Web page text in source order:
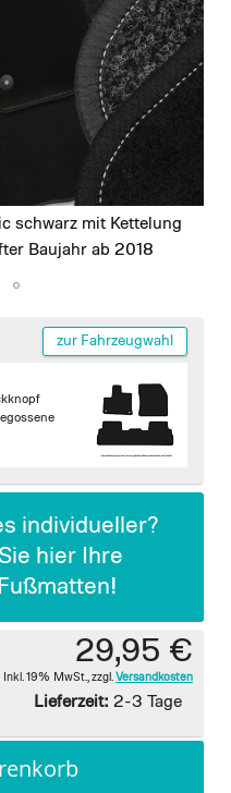
schwarz mit Kettelung
Baujahr ab 2018
zur Fahrzeugwahl
individueller?
hier Ihre
29,95 €
Inkl. 19% MwSt. zzgl. Versandkosten
Lieferzeit: 2-3 Tage